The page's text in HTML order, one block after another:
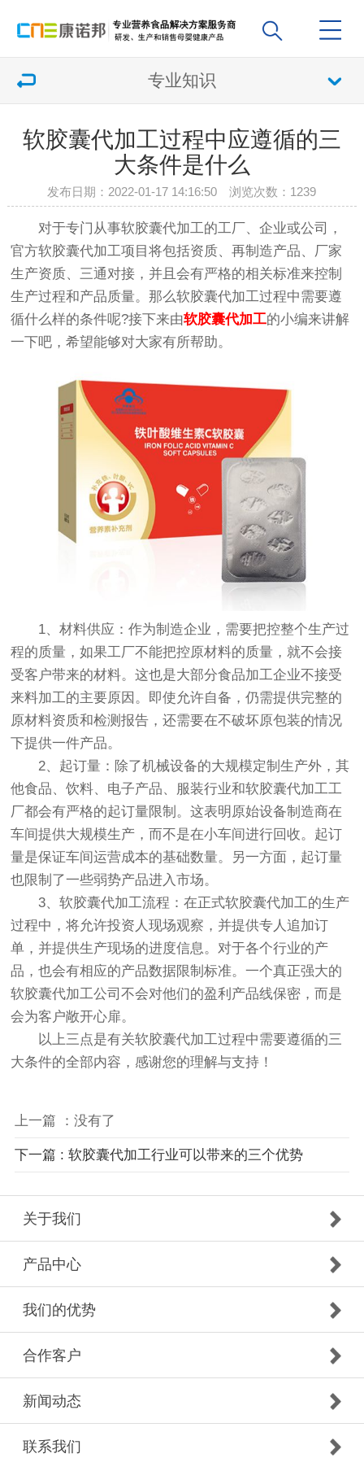
专业知识
软胶囊代加工过程中应遵循的三
大条件是什么
发布日期：2022-01-17 14:16:50 浏览次数： 1239
对于专门从事软胶囊代加工的工厂、企业或公司，
官方软胶囊代加工项目将包括资质、再制造产品、厂家
生产资质、三通对接，并且会有严格的相关标准来控制
生产过程和产品质量。那么软胶囊代加工过程中需要遵
循什么样的条件呢?接下来由软胶囊代加工的小编来讲解
一下吧，希望能够对大家有所帮助。
1、材料供应：作为制造企业，需要把控整个生产过
程的质量，如果工厂不能把控原材料的质量，就不会接
受客户带来的材料。这也是大部分食品加工企业不接受
来料加工的主要原因。即使允许自备，仍需提供完整的
原材料资质和检测报告，还需要在不破坏原包装的情况
下提供一件产品。
2、起订量：除了机械设备的大规模定制生产外，其
他食品、饮料、电子产品、服装行业和软胶囊代加工工
厂都会有严格的起订量限制。这表明原始设备制造商在
车间提供大规模生产，而不是在小车间进行回收。起订
量是保证车间运营成本的基础数量。另一方面，起订量
也限制了一些弱势产品进入市场。
3、软胶囊代加工流程：在正式软胶囊代加工的生产
过程中，将允许投资人现场观察，并提供专人追加订
单，并提供生产现场的进度信息。对于各个行业的产
品，也会有相应的产品数据限制标准。一个真正强大的
软胶囊代加工公司不会对他们的盈利产品线保密，而是
会为客户敞开心扉。
以上三点是有关软胶囊代加工过程中需要遵循的三
大条件的全部内容，感谢您的理解与支持！
上一篇 ：没有了
下一篇 : 软胶囊代加工行业可以带来的三个优势
关于我们
产品中心
我们的优势
合作客户
新闻动态
联系我们